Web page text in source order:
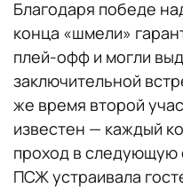
Благодаря победе
конца «шмели»
плей-офф и могли
заключительной
же время второй
известен — каждый
проход в следующую
ПСЖ устраивала